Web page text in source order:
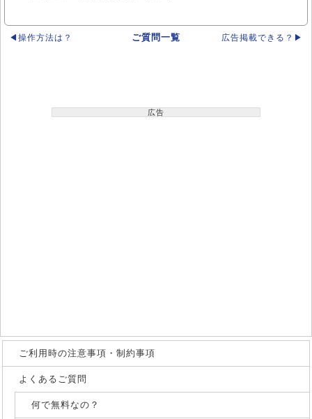
◀操作方法は？ ご質問一覧 広告掲載できる？▶
広告
ご利用時の注意事項・制約事項
よくあるご質問
何で無料なの？